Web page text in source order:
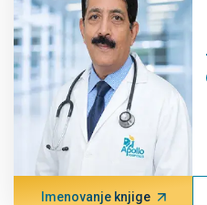
Imenovanje knjige